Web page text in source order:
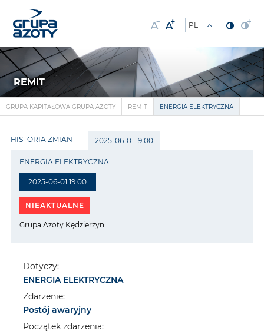
REMIT
GRUPA KAPITAŁOWA GRUPA AZOTY REMIT ENERGIA ELEKTRYCZNA
HISTORIA ZMIAN 2025-06-01 19:00
2025-06-01 19:00
ENERGIA ELEKTRYCZNA
NIEAKTUALNE
Grupa Azoty Kędzierzyn
Dotyczy:
ENERGIA ELEKTRYCZNA
Zdarzenie:
Postój awaryjny
Początek zdarzenia: